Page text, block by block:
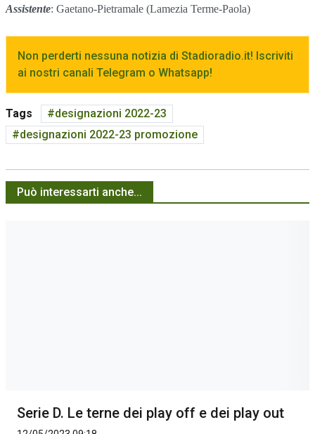
Assistente: Gaetano-Pietramale (Lamezia Terme-Paola)
Non perderti nessuna notizia di Stadioradio.it! Iscriviti
ai nostri canali Telegram o Whatsapp!
Tags
designazioni 2022-23
designazioni 2022-23 promozione
Può interessarti anche...
Serie D. Le terne dei play off e dei play out